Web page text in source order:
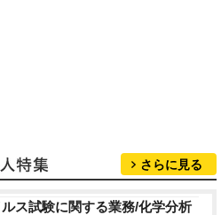
さらに見る
ス試験に関する業務/化学分析